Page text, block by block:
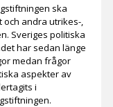
ska
och andra utrikes-,
Sveriges politiska
har sedan länge
medan frågor
aspekter av
i